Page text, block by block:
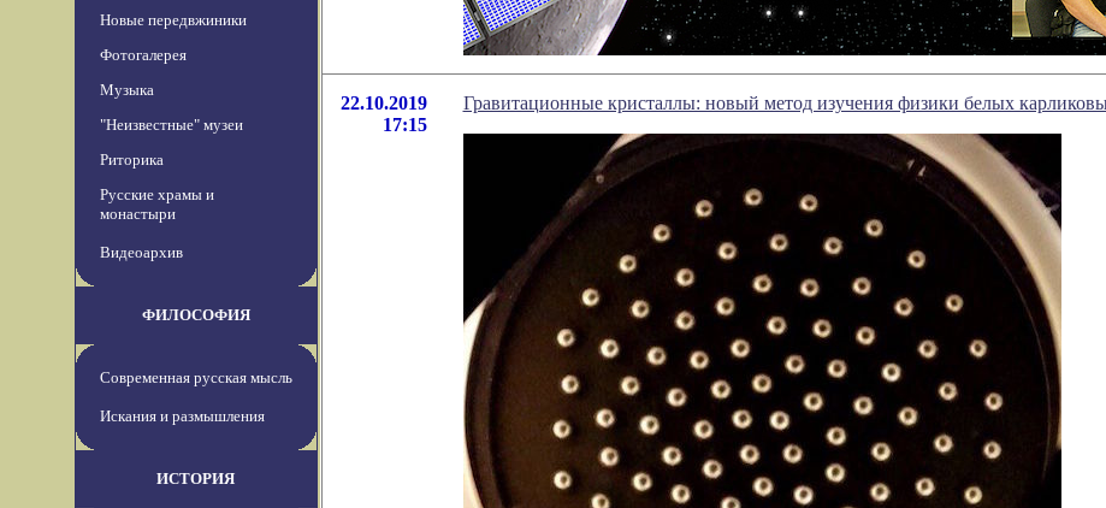
Новые передвжиники
Фотогалерея
Музыка
"Неизвестные" музеи
Риторика
Русские храмы и
монастыри
Видеоархив
ФИЛОСОФИЯ
Современная русская мысль
Искания и размышления
ИСТОРИЯ
22.10.2019
17:15
Гравитационные кристаллы: новый метод изучения физики белых